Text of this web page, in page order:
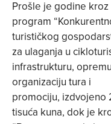
Prošle je godine kroz
program
turističkog
za ulaganja u
infrastrukturu,
organizaciju tura i
promociju, izdvojeno
tisuća kuna, dok je